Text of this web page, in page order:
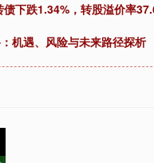
下跌1.34%，转股溢价率
机遇、风险与未来路径探析